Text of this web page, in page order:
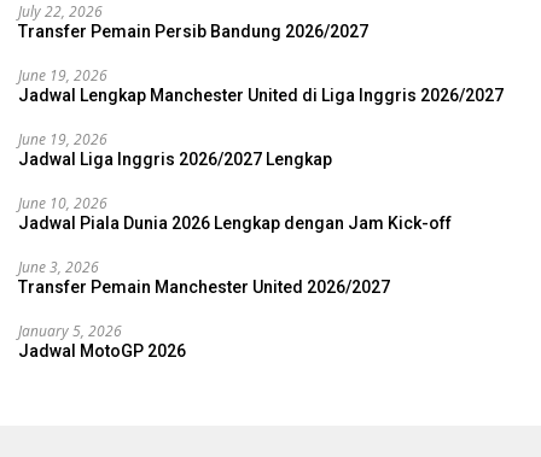
July 22, 2026
Transfer Pemain Persib Bandung 2026/2027
June 19, 2026
Jadwal Lengkap Manchester United di Liga Inggris 2026/2027
June 19, 2026
Jadwal Liga Inggris 2026/2027 Lengkap
June 10, 2026
Jadwal Piala Dunia 2026 Lengkap dengan Jam Kick-off
June 3, 2026
Transfer Pemain Manchester United 2026/2027
January 5, 2026
Jadwal MotoGP 2026